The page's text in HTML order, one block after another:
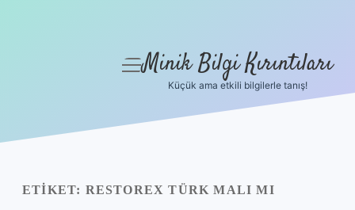
Yasal Uyarı
menüyü
Minik Bilgi Kırıntıları
Küçük ama etkili bilgilerle tanış!
ETIKET: RESTOREX TÜRK MALI MI